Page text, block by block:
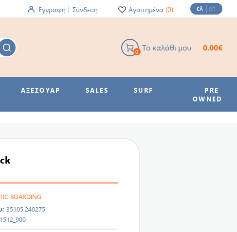
Εγγραφή Σύνδεση Αγαπημένα (0) ελ en
Το καλάθι μου
0 0.00€
ΑΞΕΣΟΥΑΡ SALES SURF
PRE-
OWNED
BOARDING
35105.240275